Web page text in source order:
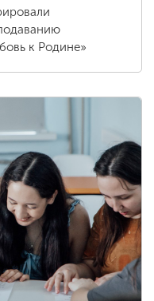
к Родине»